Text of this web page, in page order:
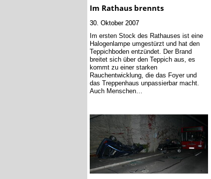
Im Rathaus brennts
30. Oktober 2007
Im ersten Stock des Rathauses ist eine
Halogenlampe umgestürzt und hat den
Teppichboden entzündet. Der Brand
breitet sich über den Teppich aus, es
kommt zu einer starken
Rauchentwicklung, die das Foyer und
das Treppenhaus unpassierbar macht.
Auch Menschen…